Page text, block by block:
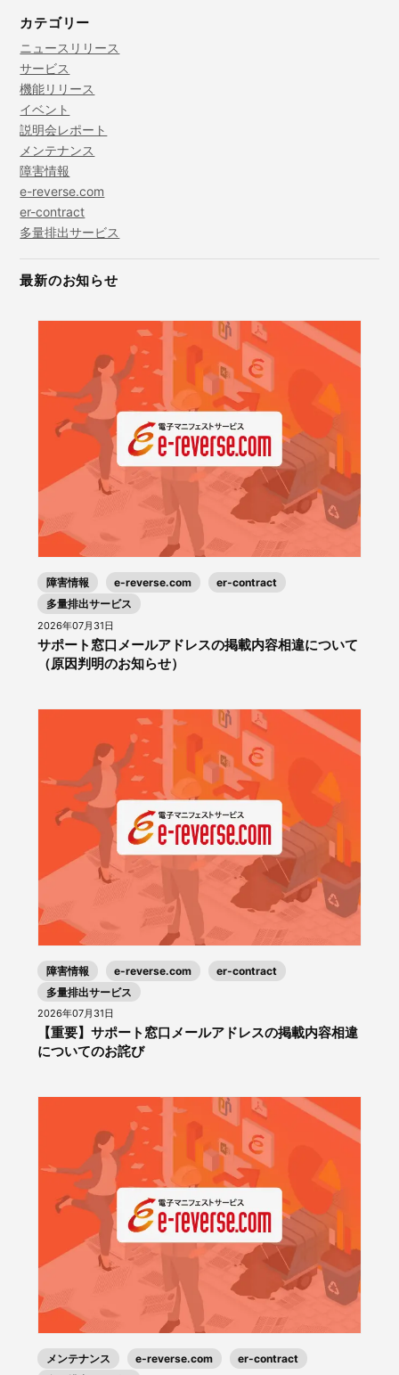
カテゴリー
ニュースリリース
サービス
機能リリース
イベント
説明会レポート
メンテナンス
障害情報
e-reverse.com
er-contract
多量排出サービス
最新のお知らせ
障害情報 e-reverse.com
er-contract
多量排出サービス
2026年07月31日
サポート窓口メールアドレスの掲載内容相違について
（原因判明のお知らせ）
障害情報 e-reverse.com
er-contract
多量排出サービス
2026年07月31日
【重要】サポート窓口メールアドレスの掲載内容相違
についてのお詫び
メンテナンス e-reverse.com
er-contract